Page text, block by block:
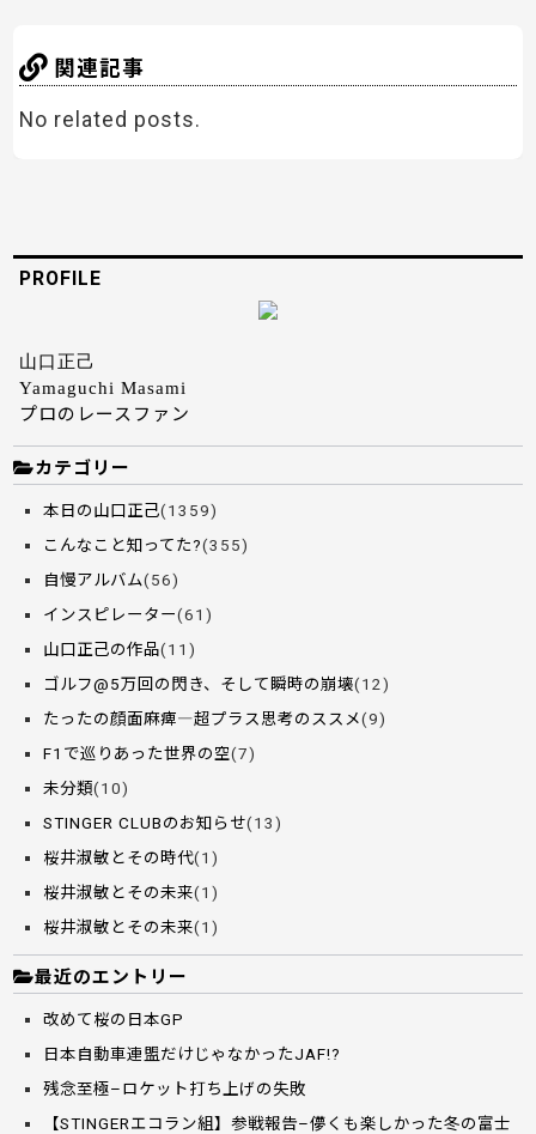
e
b
er e
st
n
関連記事
No related posts.
PROFILE
山口正己
Yamaguchi Masami
プロのレースファン
カテゴリー
本日の山口正己(1359)
こんなこと知ってた?(355)
自慢アルバム(56)
インスピレーター(61)
山口正己の作品(11)
ゴルフ@5万回の閃き、そして瞬時の崩壊(12)
たったの顔面麻痺―超プラス思考のススメ(9)
F1で巡りあった世界の空(7)
未分類(10)
STINGER CLUBのお知らせ(13)
桜井淑敏とその時代(1)
桜井淑敏とその未来(1)
桜井淑敏とその未来(1)
最近のエントリー
改めて桜の日本GP
日本自動車連盟だけじゃなかったJAF!?
残念至極–ロケット打ち上げの失敗
【STINGERエコラン組】参戦報告–儚くも楽しかった冬の富士